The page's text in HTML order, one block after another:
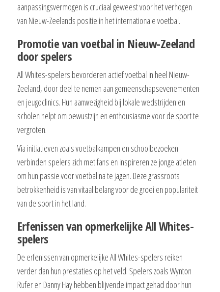
aanpassingsvermogen is cruciaal geweest voor het verhogen
van Nieuw-Zeelands positie in het internationale voetbal.
Promotie van voetbal in Nieuw-Zeeland
door spelers
All Whites-spelers bevorderen actief voetbal in heel Nieuw-
Zeeland, door deel te nemen aan gemeenschapsevenementen
en jeugdclinics. Hun aanwezigheid bij lokale wedstrijden en
scholen helpt om bewustzijn en enthousiasme voor de sport te
vergroten.
Via initiatieven zoals voetbalkampen en schoolbezoeken
verbinden spelers zich met fans en inspireren ze jonge atleten
om hun passie voor voetbal na te jagen. Deze grassroots
betrokkenheid is van vitaal belang voor de groei en populariteit
van de sport in het land.
Erfenissen van opmerkelijke All Whites-
spelers
De erfenissen van opmerkelijke All Whites-spelers reiken
verder dan hun prestaties op het veld. Spelers zoals Wynton
Rufer en Danny Hay hebben blijvende impact gehad door hun